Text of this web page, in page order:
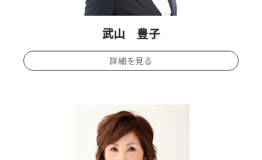
武山 豊子
詳細を見る